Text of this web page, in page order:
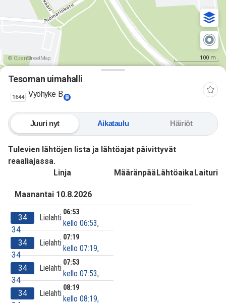
© OpenStreetMap 100 m
Tesoman uimahalli
1644 Vyöhyke B B
Juuri nyt Aikataulu Häiriöt
Tulevien lähtöjen lista ja lähtöajat päivittyvät
reaaliajassa.
Linja
Määränpää Lähtöaika Laituri
Maanantai 10.8.2026
34
34
Lielahti
06:53
kello 06:53,
34
34
Lielahti
07:19
kello 07:19,
34
34
Lielahti
07:53
kello 07:53,
34
Lielahti
08:19
kello 08:19,